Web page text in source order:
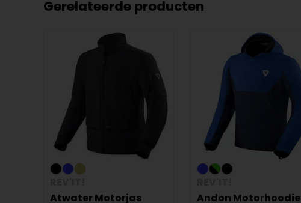
Gerelateerde producten
Atwater Motorjas
Andon Motorhoodie